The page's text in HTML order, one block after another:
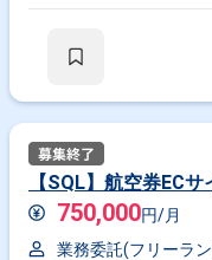
【SQL】航空券EC
750,000円/月
業務委託(フリーラ